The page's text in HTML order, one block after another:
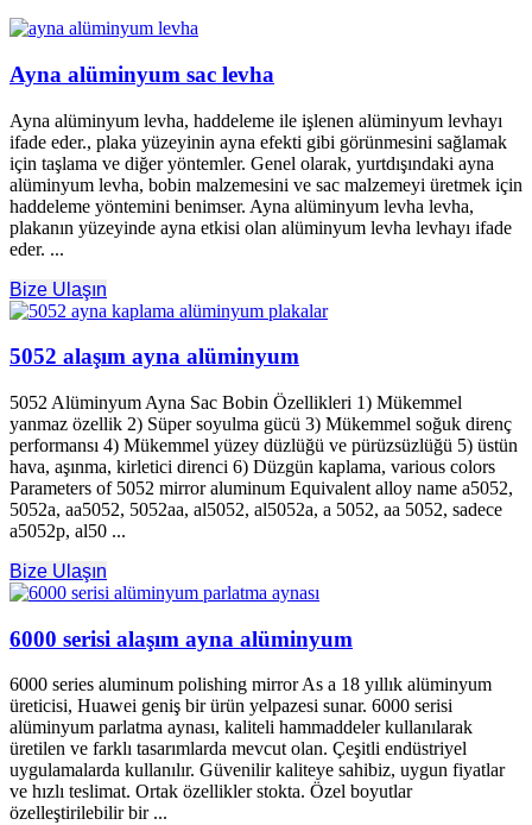
Ayna alüminyum sac levha
Ayna alüminyum levha, haddeleme ile işlenen alüminyum levhayı
ifade eder., plaka yüzeyinin ayna efekti gibi görünmesini sağlamak
için taşlama ve diğer yöntemler. Genel olarak, yurtdışındaki ayna
alüminyum levha, bobin malzemesini ve sac malzemeyi üretmek için
haddeleme yöntemini benimser. Ayna alüminyum levha levha,
plakanın yüzeyinde ayna etkisi olan alüminyum levha levhayı ifade
eder. ...
Bize Ulaşın
5052 alaşım ayna alüminyum
5052 Alüminyum Ayna Sac Bobin Özellikleri 1) Mükemmel
yanmaz özellik 2) Süper soyulma gücü 3) Mükemmel soğuk direnç
performansı 4) Mükemmel yüzey düzlüğü ve pürüzsüzlüğü 5) üstün
hava, aşınma, kirletici direnci 6) Düzgün kaplama, various colors
Parameters of5052 mirror aluminum Equivalent alloy name a5052,
5052a, aa5052, 5052aa, al5052, al5052a, a 5052, aa 5052, sadece
a5052p, al50 ...
Bize Ulaşın
6000 serisi alaşım ayna alüminyum
6000 series aluminum polishing mirror As a 18 yıllık alüminyum
üreticisi, Huawei geniş bir ürün yelpazesi sunar. 6000 serisi
alüminyum parlatma aynası, kaliteli hammaddeler kullanılarak
üretilen ve farklı tasarımlarda mevcut olan. Çeşitli endüstriyel
uygulamalarda kullanılır. Güvenilir kaliteye sahibiz, uygun fiyatlar
ve hızlı teslimat. Ortak özellikler stokta. Özel boyutlar
özelleştirilebilir bir ...